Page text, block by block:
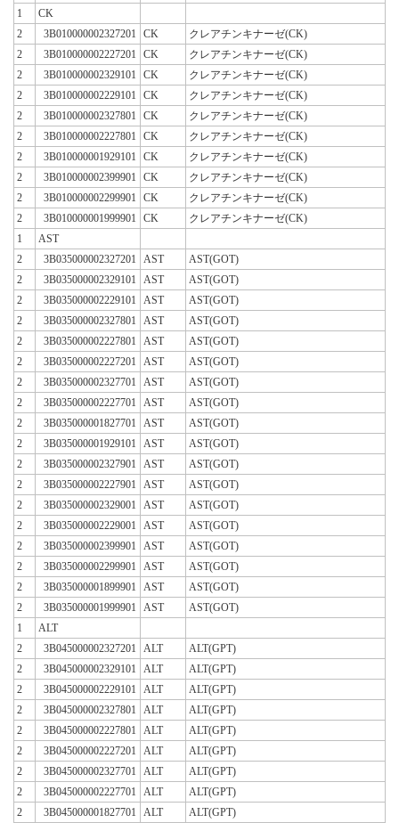
1
CK
2
3B010000002327201 CK
クレアチンキナーゼ(CK)
2
3B010000002227201 CK
クレアチンキナーゼ(CK)
2
3B010000002329101 CK
クレアチンキナーゼ(CK)
2
3B010000002229101 CK
クレアチンキナーゼ(CK)
2
3B010000002327801 CK
クレアチンキナーゼ(CK)
2
3B010000002227801 CK
クレアチンキナーゼ(CK)
2
3B010000001929101 CK
クレアチンキナーゼ(CK)
2
3B010000002399901 CK
クレアチンキナーゼ(CK)
2
3B010000002299901 CK
クレアチンキナーゼ(CK)
2
3B010000001999901 CK
クレアチンキナーゼ(CK)
1
AST
2
3B035000002327201 AST
AST(GOT)
2
3B035000002329101 AST
AST(GOT)
2
3B035000002229101 AST
AST(GOT)
2
3B035000002327801 AST
AST(GOT)
2
3B035000002227801 AST
AST(GOT)
2
3B035000002227201 AST
AST(GOT)
2
3B035000002327701 AST
AST(GOT)
2
3B035000002227701 AST
AST(GOT)
2
3B035000001827701 AST
AST(GOT)
2
3B035000001929101 AST
AST(GOT)
2
3B035000002327901 AST
AST(GOT)
2
3B035000002227901 AST
AST(GOT)
2
3B035000002329001 AST
AST(GOT)
2
3B035000002229001 AST
AST(GOT)
2
3B035000002399901 AST
AST(GOT)
2
3B035000002299901 AST
AST(GOT)
2
3B035000001899901 AST
AST(GOT)
2
3B035000001999901 AST
AST(GOT)
1
ALT
2
3B045000002327201 ALT
ALT(GPT)
2
3B045000002329101 ALT
ALT(GPT)
2
3B045000002229101 ALT
ALT(GPT)
2
3B045000002327801 ALT
ALT(GPT)
2
3B045000002227801 ALT
ALT(GPT)
2
3B045000002227201 ALT
ALT(GPT)
2
3B045000002327701 ALT
ALT(GPT)
2
3B045000002227701 ALT
ALT(GPT)
2
3B045000001827701 ALT ALT(GPT)